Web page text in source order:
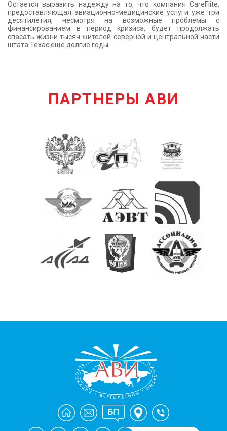
Остается выразить надежду на то, что компания CareFlite,
предоставляющая авиационно-медицинские услуги уже три
десятилетия, несмотря на возможные проблемы с
финансированием в период кризиса, будет продолжать
спасать жизни тысяч жителей северной и центральной части
штата Техас еще долгие годы.
ПАРТНЕРЫ АВИ